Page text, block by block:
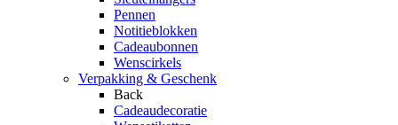
Pennen
Notitieblokken
Cadeaubonnen
Wenscirkels
Verpakking & Geschenk
Back
Cadeaudecoratie